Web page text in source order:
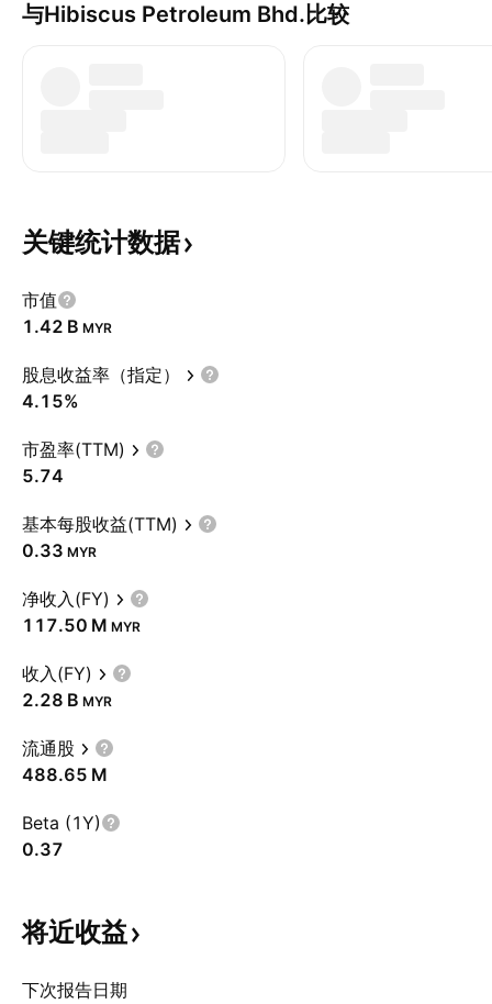
与Hibiscus Petroleum Bhd.比较
关键统计数据
市值
‪1.42 B‬ MYR
股息收益率（指定）
4.15%
市盈率(TTM)
5.74
基本每股收益(TTM)
0.33 MYR
净收入(FY)
‪117.50 M‬ MYR
收入(FY)
‪2.28 B‬ MYR
流通股
‪488.65 M‬
Beta (1Y)
0.37
将近收益
下次报告日期